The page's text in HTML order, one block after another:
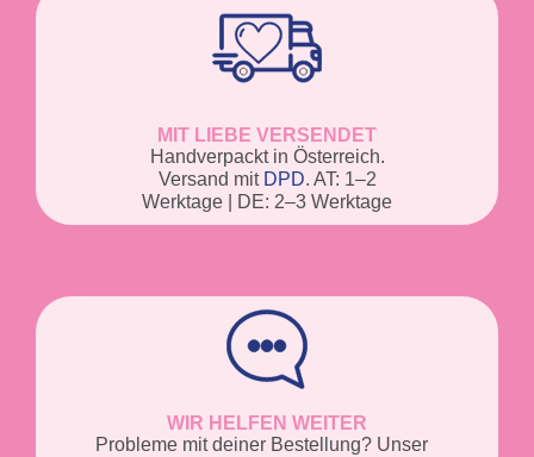
MIT LIEBE VERSENDET
Handverpackt in Österreich.
Versand mit DPD. AT: 1–2
Werktage | DE: 2–3 Werktage
WIR HELFEN WEITER
Probleme mit deiner Bestellung? Unser